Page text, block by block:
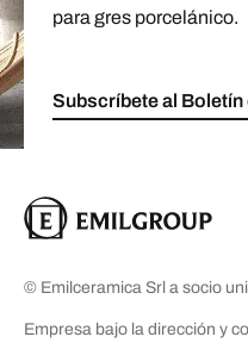
para gres porcelánico.
Subscríbete al Boletín
© Emilceramica Srl a socio
Empresa bajo la dirección y